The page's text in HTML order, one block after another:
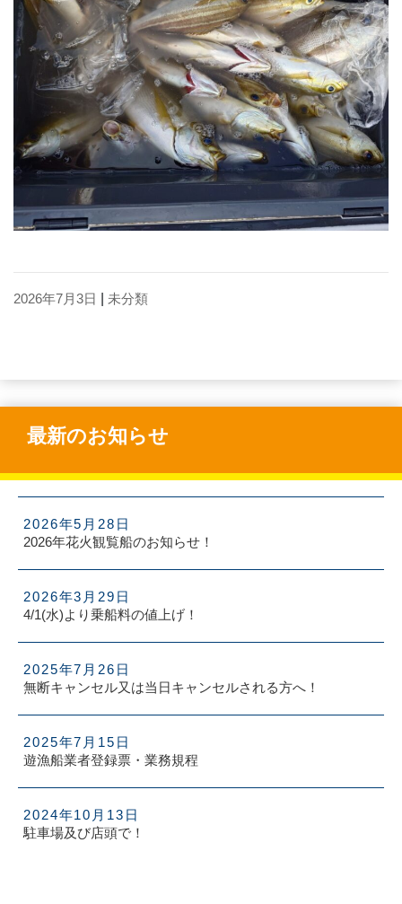
最新のお知らせ
2026年花火観覧船のお知らせ！
2026年5月28日
4/1(水)より乗船料の値上げ！
2026年3月29日
無断キャンセル又は当日キャンセルされる方へ！
2025年7月26日
遊漁船業者登録票・業務規程
2025年7月15日
駐車場及び店頭で！
2024年10月13日
2026年7月3日 未分類